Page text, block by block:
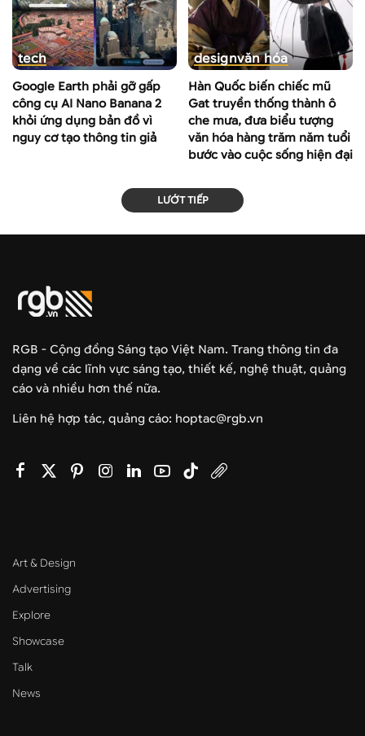
tech
Google Earth phải gỡ gấp
công cụ AI Nano Banana 2
khỏi ứng dụng bản đồ vì
nguy cơ tạo thông tin giả
designvăn hóa
Hàn Quốc biến chiếc mũ
Gat truyền thống thành ô
che mưa, đưa biểu tượng
văn hóa hàng trăm năm tuổi
bước vào cuộc sống hiện đại
LƯỚT TIẾP
RGB - Cộng đồng Sáng tạo Việt Nam. Trang thông tin đa
dạng về các lĩnh vực sáng tạo, thiết kế, nghệ thuật, quảng
cáo và nhiều hơn thế nữa.
Liên hệ hợp tác, quảng cáo: hoptac@rgb.vn
Art & Design
Advertising
Explore
Showcase
Talk
News